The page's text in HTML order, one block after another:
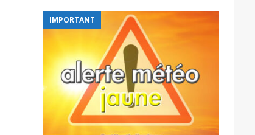
IMPORTANT